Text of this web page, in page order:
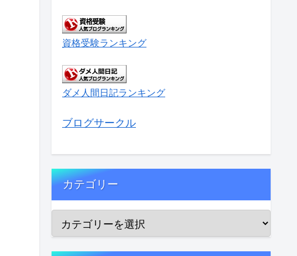
資格受験ランキング
ダメ人間日記ランキング
ブログサークル
カテゴリー